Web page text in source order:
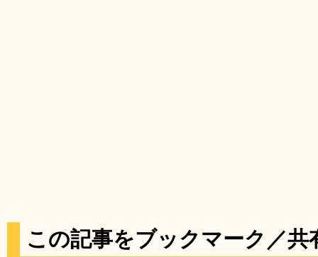
この記事をブックマーク／共